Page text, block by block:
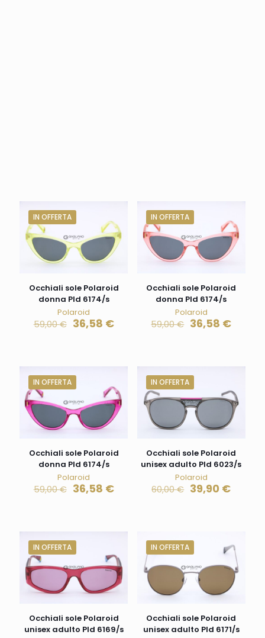
IN OFFERTA
Occhiali sole Polaroid
donna Pld 6174/s
Polaroid
59,00€ 36,58 €
IN OFFERTA
Occhiali sole Polaroid
donna Pld 6174/s
Polaroid
59,00€ 36,58 €
IN OFFERTA
Occhiali sole Polaroid
donna Pld 6174/s
Polaroid
59,00€ 36,58 €
IN OFFERTA
Occhiali sole Polaroid
unisex adulto Pld 6023/s
Polaroid
60,00€ 39,90 €
IN OFFERTA
Occhiali sole Polaroid
unisex adulto Pld 6169/s
IN OFFERTA
Occhiali sole Polaroid
unisex adulto Pld 6171/s